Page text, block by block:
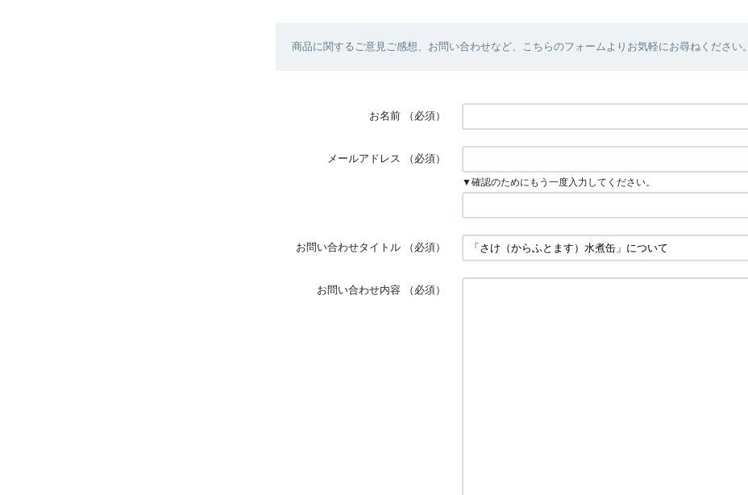
商品に関するご意見ご感想、お問い合わせなど、こちらのフォームよりお気軽にお尋ねください。
お名前 （必須）
メールアドレス （必須）
▼確認のためにもう一度入力してください。
お問い合わせタイトル （必須）
お問い合わせ内容 （必須）